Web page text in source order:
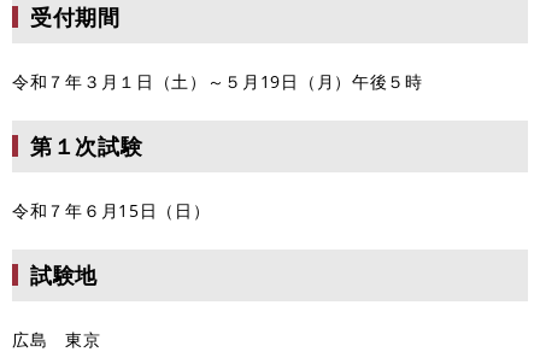
受付期間
令和７年３月１日（土）～５月19日（月）午後５時
第１次試験
令和７年６月15日（日）
試験地
広島 東京